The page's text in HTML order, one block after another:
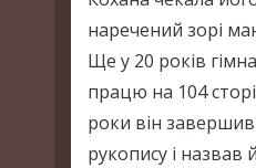
наречений зорі
Ще у 20 років
працю на 104
роки він
рукопису і назвав